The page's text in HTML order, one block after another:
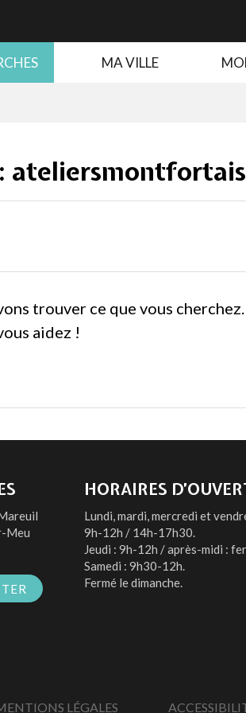
MA VILLE
ateliersmontfortais
trouver ce que vous
aidez !
Meu
HORAIRES
Lundi, mardi, mercredi et
9h-12h / 14h-17h30.
Jeudi : 9h-12h / après-midi :
Samedi : 9h30-12h.
Fermé le dimanche.
LÉGALES